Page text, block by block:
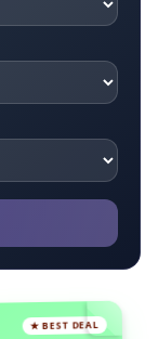
★ BEST DEAL